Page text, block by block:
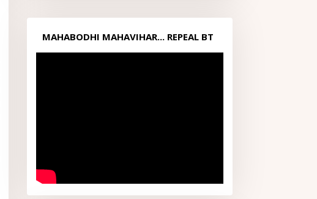
MAHABODHI MAHAVIHAR... REPEAL BT
ACT1949...